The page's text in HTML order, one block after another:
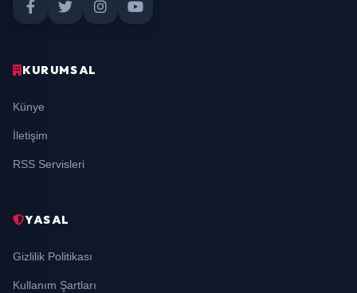
KURUMSAL
Künye
İletişim
RSS Servisleri
YASAL
Gizlilik Politikası
Kullanım Şartları